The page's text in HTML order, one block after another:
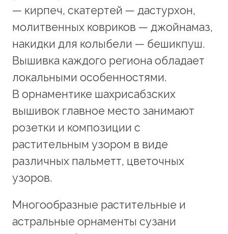
— кирпеч, скатертей — дастурхон,
молитвенных ковриков — джойнамаз,
накидки для колыбели — бешикпуш.
Вышивка каждого региона обладает
локальными особенностями.
В орнаментике шахрисабзских
вышивок главное место занимают
розетки и композиции с
растительным узором в виде
различных пальметт, цветочных
узоров.
Многообразные растительные и
астральные орнаменты сузани